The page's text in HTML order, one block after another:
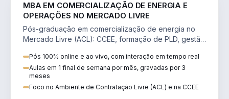
MBA EM COMERCIALIZAÇÃO DE ENERGIA E
OPERAÇÕES NO MERCADO LIVRE
Pós-graduação em comercialização de energia no
Mercado Livre (ACL): CCEE, formação de PLD, gestão
Pós 100% online e ao vivo, com interação em tempo real
Aulas em 1 final de semana por mês, gravadas por 3
meses
Foco no Ambiente de Contratação Livre (ACL) e na CCEE